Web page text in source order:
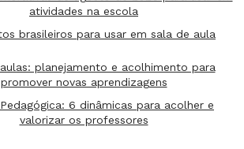
intenção é levantar os
prévios dos alunos sobre o
atividades na escola
brasileiros para usar em sala de aula
planejamento e acolhimento para
promover novas aprendizagens
6 dinâmicas para acolher e
valorizar os professores